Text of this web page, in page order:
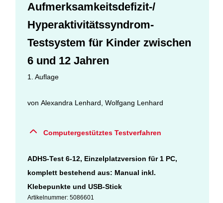
Aufmerksamkeitsdefizit-/
Hyperaktivitätssyndrom-
Testsystem für Kinder zwischen
6 und 12 Jahren
1. Auflage
vonAlexandra Lenhard ,Wolfgang Lenhard
Computergestütztes Testverfahren
ADHS-Test 6-12, Einzelplatzversion für 1 PC,
komplett bestehend aus: Manual inkl.
Klebepunkte und USB-Stick
Artikelnummer: 5086601